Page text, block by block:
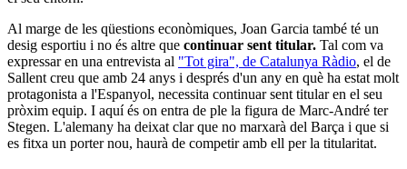
Al marge de les qüestions econòmiques, Joan Garcia també té un
desig esportiu i no és altre que continuar sent titular. Tal com va
expressar en una entrevista al "Tot gira", de Catalunya Ràdio, el de
Sallent creu que amb 24 anys i després d'un any en què ha estat molt
protagonista a l'Espanyol, necessita continuar sent titular en el seu
pròxim equip. I aquí és on entra de ple la figura de Marc-André ter
Stegen. L'alemany ha deixat clar que no marxarà del Barça i que si
es fitxa un porter nou, haurà de competir amb ell per la titularitat.